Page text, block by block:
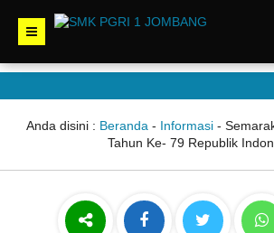
Anda disini : Beranda - Informasi -
Tahun Ke- 79 Republik